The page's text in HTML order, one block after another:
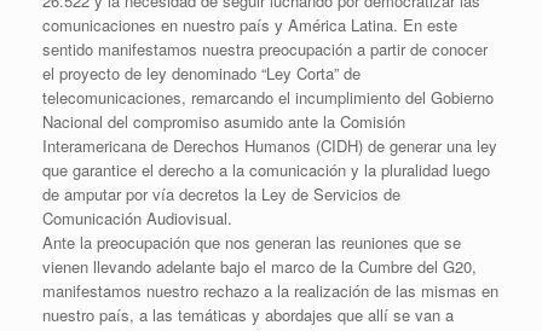
comunicaciones en nuestro país y América Latina. En este
sentido manifestamos nuestra preocupación a partir de conocer
el proyecto de ley denominado “Ley Corta” de
telecomunicaciones, remarcando el incumplimiento del Gobierno
Nacional del compromiso asumido ante la Comisión
Interamericana de Derechos Humanos (CIDH) de generar una ley
que garantice el derecho a la comunicación y la pluralidad luego
de amputar por vía decretos la Ley de Servicios de
Comunicación Audiovisual.
Ante la preocupación que nos generan las reuniones que se
vienen llevando adelante bajo el marco de la Cumbre del G20,
manifestamos nuestro rechazo a la realización de las mismas en
nuestro país, a las temáticas y abordajes que allí se van a